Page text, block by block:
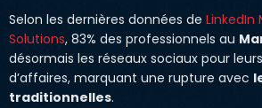
Selon les dernières données de LinkedIn
Solutions, 83% des professionnels au
désormais les réseaux sociaux pour
d’affaires, marquant une rupture avec
traditionnelles.